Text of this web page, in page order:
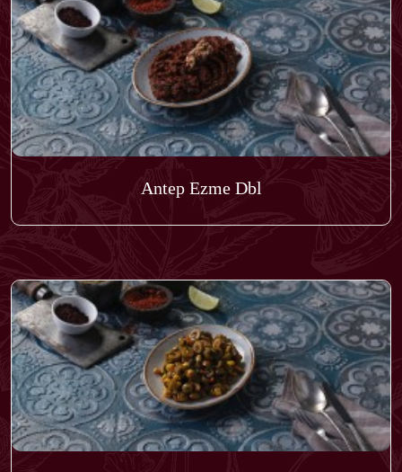
Antep Ezme Dbl